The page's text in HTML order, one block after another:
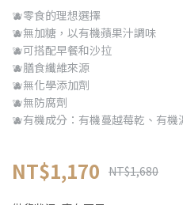
🫐零食的理想選擇
🫐無加糖，以有機蘋果汁調味
🫐可搭配早餐和沙拉
🫐膳食纖維來源
🫐無化學添加劑
🫐無防腐劑
🫐有機成分：有機蔓越莓乾、有
NT$1,170 NT$1,680